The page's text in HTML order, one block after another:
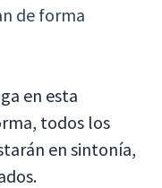
de forma
en esta
todos los
en sintonía,